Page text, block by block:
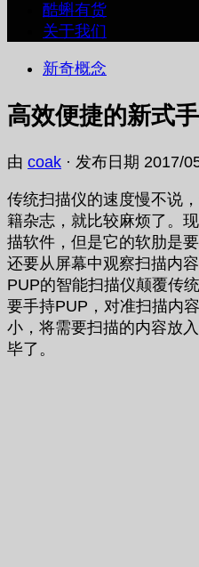
酷蝌有货
关于我们
新奇概念
高效便捷的新式
由 coak · 发布日期 2017/
传统扫描仪的速度慢不说
籍杂志，就比较麻烦了。
描软件，但是它的软肋是
还要从屏幕中观察扫描内
PUP的智能扫描仪颠覆传
要手持PUP，对准扫描内
小，将需要扫描的内容放
毕了。